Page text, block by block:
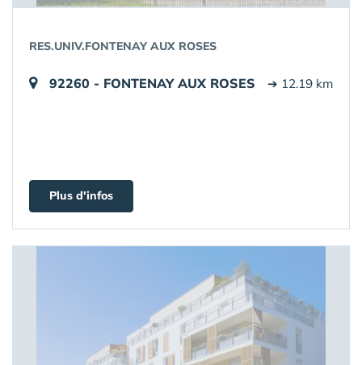
RES.UNIV.FONTENAY AUX ROSES
92260 - FONTENAY AUX ROSES ➔ 12.19 km
Plus d'infos